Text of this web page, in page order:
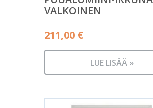
VALKOINEN
211,00 €
LUE LISÄÄ »